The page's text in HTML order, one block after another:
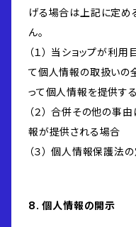
げる場合は上記に定め
ん。
（１） 当ショップが利
て個人情報の取扱いの
って個人情報を提供す
（２） 合併その他の事
報が提供される場合
（３） 個人情報保護法
8. 個人情報の開示